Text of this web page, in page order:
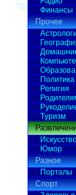
Финансы
Прочее
Политика
Религия
Туризм
Юмор
Разное
Порталы
Спорт